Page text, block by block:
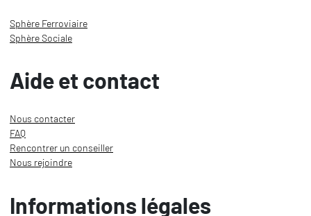
Sphère Ferroviaire
Sphère Sociale
Aide et contact
Nous contacter
FAQ
Rencontrer un conseiller
Nous rejoindre
Informations légales